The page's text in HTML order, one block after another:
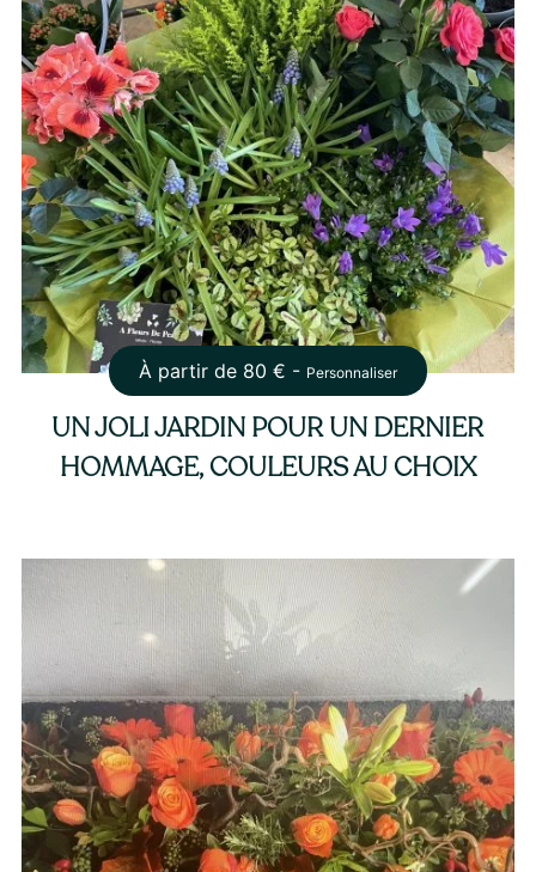
À partir de 80 € - Personnaliser
UN JOLI JARDIN POUR UN DERNIER
HOMMAGE, COULEURS AU CHOIX